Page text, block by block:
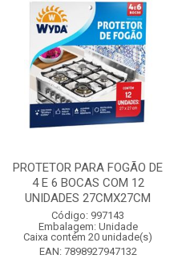
PROTETOR PARA FOGÃO DE
4 E 6 BOCAS COM 12
UNIDADES 27CMX27CM
Código: 997143
Embalagem: Unidade
Caixa contém 20 unidade(s)
EAN: 7898927947132